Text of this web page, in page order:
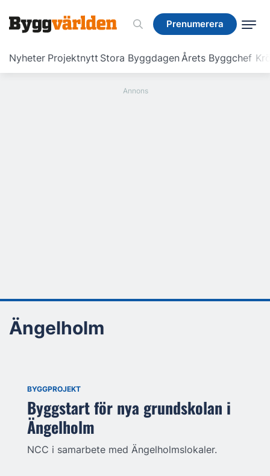
Prenumerera
Nyheter Projektnytt Stora ByggdagenÅrets Byggchef
Prenumerera
Ängelholm
BYGGPROJEKT
Byggstart för nya grundskolan i
Ängelholm
NCC i samarbete med Ängelholmslokaler.